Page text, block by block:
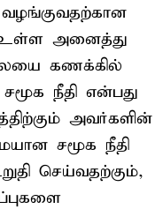
உள்ள அனைத்து
கணக்கில்
நீதி என்பது
அவர்களின்
சமூக நீதி
செய்வதற்கும்,